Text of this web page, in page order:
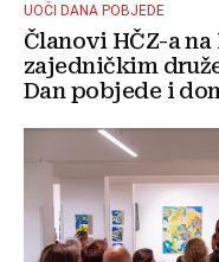
UOČI DANA POBJEDE
Članovi HČZ-a
zajedničkim
Dan pobjede i